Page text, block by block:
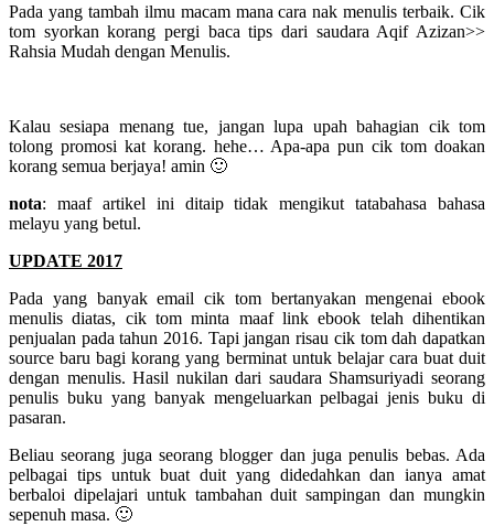
Pada yang tambah ilmu macam mana cara nak menulis terbaik. Cik
tom syorkan korang pergi baca tips dari saudara Aqif Azizan>>
Rahsia Mudah dengan Menulis.
Kalau sesiapa menang tue, jangan lupa upah bahagian cik tom
tolong promosi kat korang. hehe… Apa-apa pun cik tom doakan
korang semua berjaya! amin 🙂
nota: maaf artikel ini ditaip tidak mengikut tatabahasa bahasa
melayu yang betul.
UPDATE 2017
Pada yang banyak email cik tom bertanyakan mengenai ebook
menulis diatas, cik tom minta maaf link ebook telah dihentikan
penjualan pada tahun 2016. Tapi jangan risau cik tom dah dapatkan
source baru bagi korang yang berminat untuk belajar cara buat duit
dengan menulis. Hasil nukilan dari saudara Shamsuriyadi seorang
penulis buku yang banyak mengeluarkan pelbagai jenis buku di
pasaran.
Beliau seorang juga seorang blogger dan juga penulis bebas. Ada
pelbagai tips untuk buat duit yang didedahkan dan ianya amat
berbaloi dipelajari untuk tambahan duit sampingan dan mungkin
sepenuh masa. 🙂